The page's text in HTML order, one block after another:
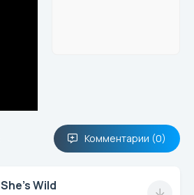
Комментарии (0)
She's Wild